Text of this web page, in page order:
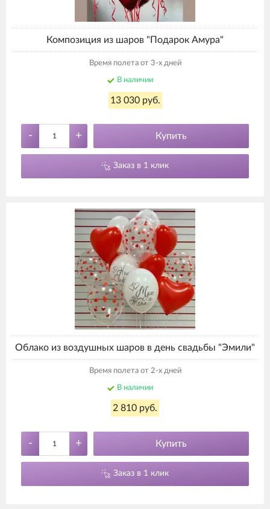
Композиция из шаров "Подарок Амура"
Время полета от 3-х дней
В наличии
13 030 руб.
- + Купить
Заказ в 1 клик
Облако из воздушных шаров в день свадьбы "Эмили"
Время полета от 2-х дней
В наличии
2 810 руб.
- + Купить
Заказ в 1 клик